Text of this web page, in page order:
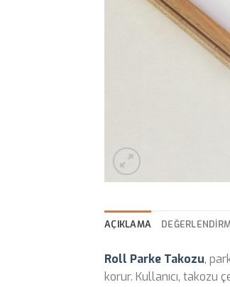
AÇIKLAMA
Roll Parke Takozu,
korur. Kullanıcı,